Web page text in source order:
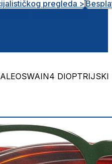
pregleda >
DIOPTRIJSKI